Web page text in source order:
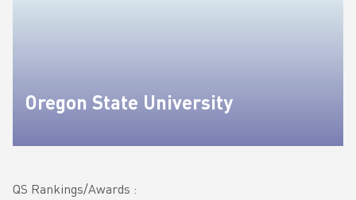
Oregon State University
QS Rankings/Awards :